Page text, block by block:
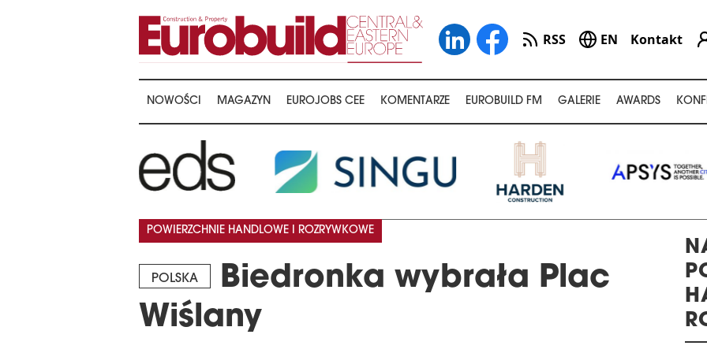
RSS EN Kontakt
NOWOŚCI MAGAZYN EUROJOBS CEE KOMENTARZE EUROBUILD FM GALERIE AWARDS
POLSKA
Biedronka wybrała Plac
Wiślany
POWIERZCHNIE HANDLOWE I ROZRYWKOWE